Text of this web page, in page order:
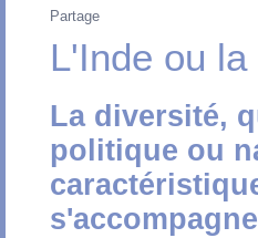
Partage
L'Inde ou
La diversité,
politique ou